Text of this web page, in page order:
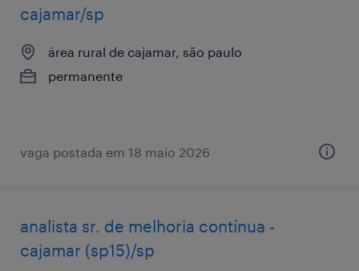
cajamar/sp
área rural de cajamar, são paulo
permanente
vaga postada em 18 maio 2026
analista sr. de melhoria contínua -
cajamar (sp15)/sp